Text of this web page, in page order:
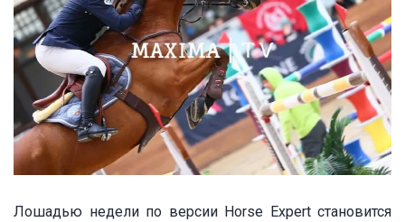
Лошадью недели по версии Horse Expert становится